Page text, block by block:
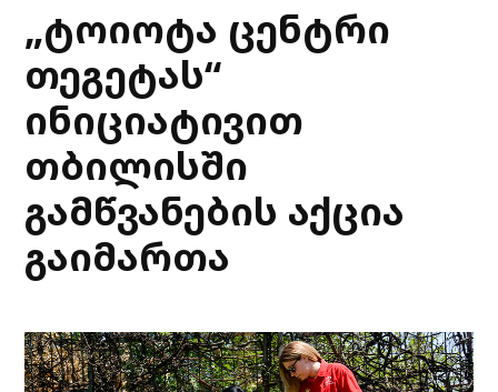
„ტოიოტა ცენტრი
თეგეტას“
ინიციატივით
თბილისში
გამწვანების აქცია
გაიმართა